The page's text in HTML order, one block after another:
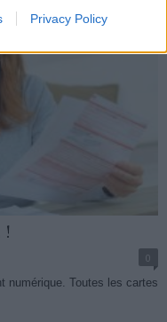
Privacy Policy
!
0
numérique. Toutes les cartes